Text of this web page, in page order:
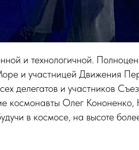
и технологичной.
и участницей Движения
делегатов и участников
космонавты Олег Кононенко,
в космосе, на высоте